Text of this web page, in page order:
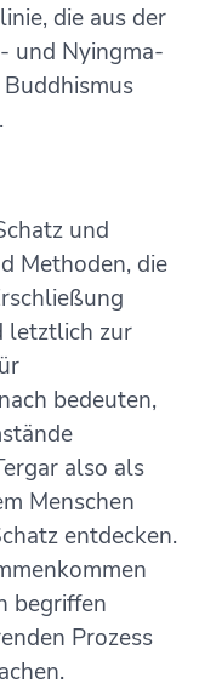
die aus der
und Nyingma-
und
Methoden, die
letztlich zur
bedeuten,
also als
Menschen
entdecken.
begriffen
Prozess